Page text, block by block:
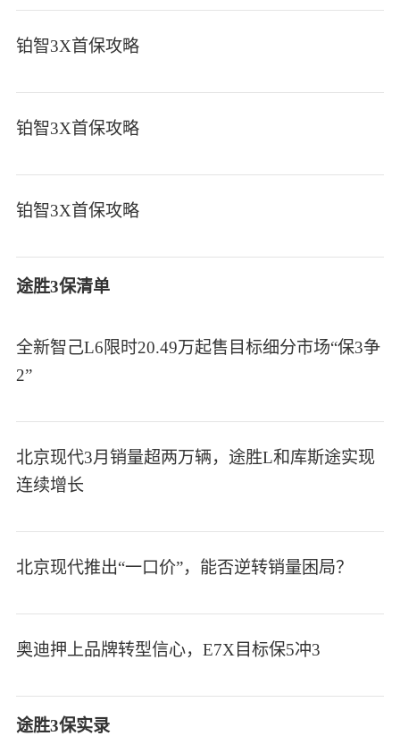
铂智3X首保攻略
铂智3X首保攻略
铂智3X首保攻略
途胜3保清单
全新智己L6限时20.49万起售目标细分市场“保3争
2”
北京现代3月销量超两万辆，途胜L和库斯途实现
连续增长
北京现代推出“一口价”，能否逆转销量困局？
奥迪押上品牌转型信心，E7X目标保5冲3
途胜3保实录